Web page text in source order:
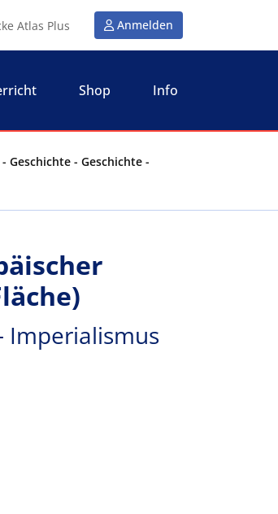
Atlas Plus Anmelden
Shop Info
Geschichte - Geschichte -
Imperialismus